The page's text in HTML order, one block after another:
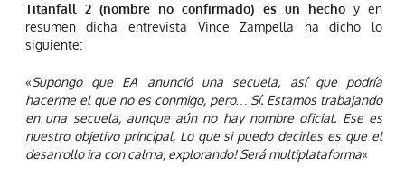
Titanfall 2 (nombre no confirmado) es un hechoy en
resumen dicha entrevista Vince Zampella ha dicho lo
siguiente:
«Supongo que EA anunció una secuela, así que podría
hacerme el que no es conmigo, pero… Sí. Estamos trabajando
en una secuela, aunque aún no hay nombre oficial. Ese es
nuestro objetivo principal, Lo que si puedo decirles es que el
desarrollo ira con calma, explorando! Será multiplataforma«